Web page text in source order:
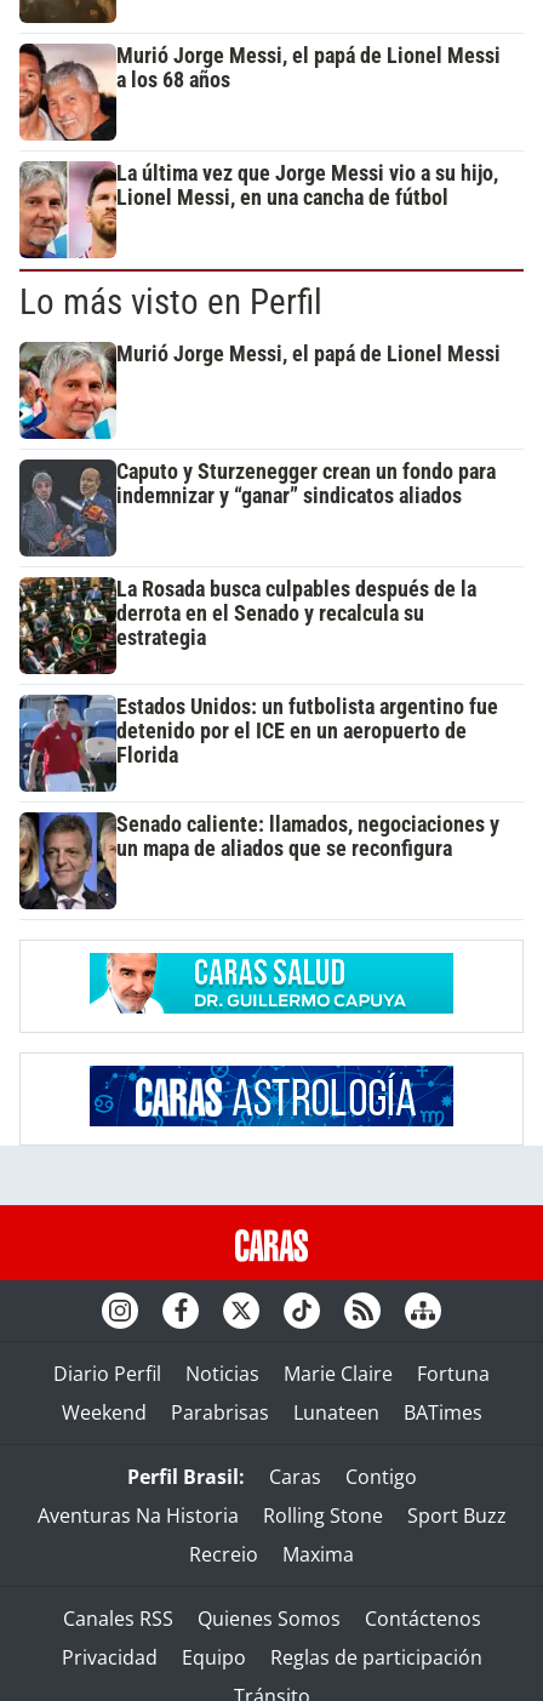
Murió Jorge Messi, el papá de Lionel Messi
a los 68 años
La última vez que Jorge Messi vio a su hijo,
Lionel Messi, en una cancha de fútbol
Lo más visto en Perfil
Murió Jorge Messi, el papá de Lionel Messi
Caputo y Sturzenegger crean un fondo para
indemnizar y “ganar” sindicatos aliados
La Rosada busca culpables después de la
derrota en el Senado y recalcula su
estrategia
Estados Unidos: un futbolista argentino fue
detenido por el ICE en un aeropuerto de
Florida
Senado caliente: llamados, negociaciones y
un mapa de aliados que se reconfigura
Diario Perfil Noticias Marie Claire
Fortuna
Weekend
Parabrisas Lunateen BATimes
Perfil Brasil: Caras
Contigo
Aventuras Na Historia
Rolling Stone
Sport Buzz
Recreio
Maxima
Canales RSS Quienes Somos
Contáctenos
Privacidad
Equipo
Reglas de participación